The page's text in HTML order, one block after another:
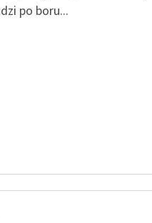
Feministyczne inspiracje.
po boru...